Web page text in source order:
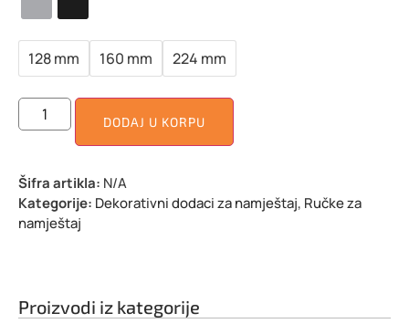
128 mm 160 mm 224 mm
DODAJ U KORPU
Šifra artikla: N/A
Kategorije: Dekorativni dodaci za namještaj, Ručke za
namještaj
Proizvodi iz kategorije